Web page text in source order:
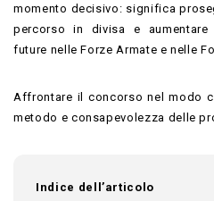
momento decisivo: significa
percorso in divisa e
future nelle Forze Armate e nelle
Affrontare il concorso nel modo
metodo e consapevolezza delle
Indice dell’articolo